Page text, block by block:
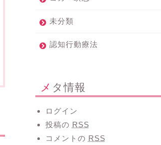
未分類
認知行動療法
メタ情報
ログイン
投稿の RSS
コメントの RSS